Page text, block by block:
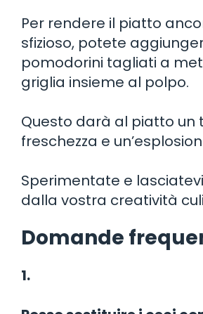
Per rendere il piatto
sfizioso, potete
pomodorini tagliati a
griglia insieme al polpo.
Questo darà al piatto un
freschezza e
Sperimentate e
dalla vostra creatività
Domande
1.